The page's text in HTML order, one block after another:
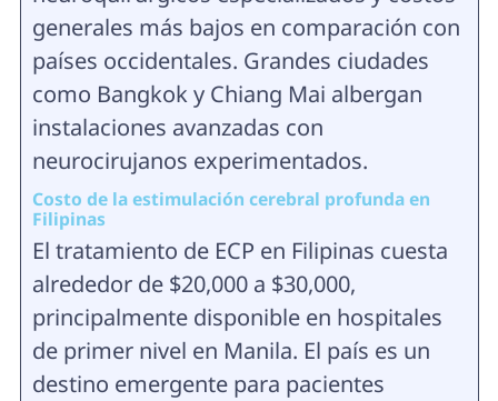
generales más bajos en comparación con
países occidentales. Grandes ciudades
como Bangkok y Chiang Mai albergan
instalaciones avanzadas con
neurocirujanos experimentados.
Costo de la estimulación cerebral profunda en
Filipinas
El tratamiento de ECP en Filipinas cuesta
alrededor de $20,000 a $30,000,
principalmente disponible en hospitales
de primer nivel en Manila. El país es un
destino emergente para pacientes